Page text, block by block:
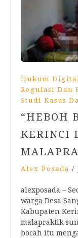
Hukum
Regulasi Dan
Studi Kasus
“HEBOH
KERINCI
Alex Posada /
alexposada –
warga Desa
Kabupaten
malapraktik
bocah itu